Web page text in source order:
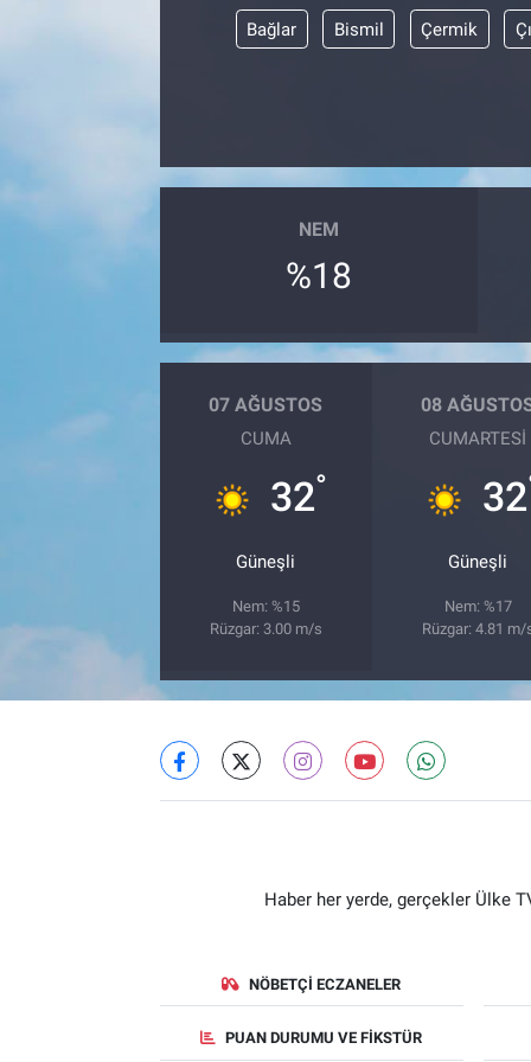
Bağlar Bismil Çermik
NEM
%18
07 AĞUSTOS
CUMA
32°
Güneşli
Nem: %15
Rüzgar: 3.00 m/s
08
CUMARTESI
32
Güneşli
Nem: %17
Rüzgar: 4.81 m/
Haber her yerde, gerçekler Ülke
NÖBETÇI ECZANELER
PUAN DURUMU VE FIKSTÜR